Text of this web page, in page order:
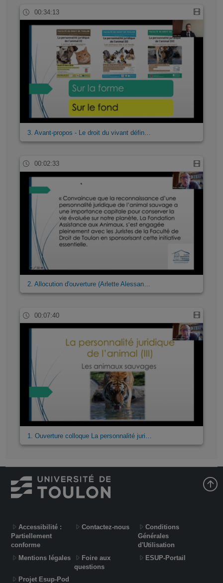
00:34:13
3. Avant-propos - Le droit du vivant défin…
00:02:33
2. Allocution d'ouverture (Arlette Alessan…
00:07:40
1. Ouverture colloque La personnalité juri…
Accessibilité :
Partiellement
conforme
Contactez-nous
Conditions
Générales
d'Utilisation
Mentions légales
Foire aux
questions
ESUP-Portail
Projet Esup-Pod